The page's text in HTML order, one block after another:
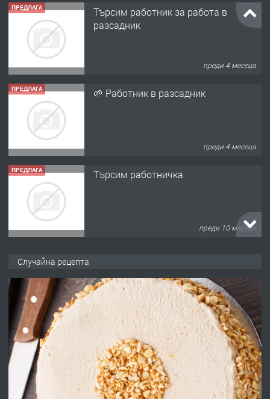
ПРЕДЛАГА
Търсим работник за работа в
разсадник
преди 4 месеца
ПРЕДЛАГА 🌱 Работник в разсадник
преди 4 месеца
ПРЕДЛАГА Търсим работничка
преди 10 месеца
преди 1 година
ПРЕДЛАГА Работа за общи работници
преди 1 година
Случайна рецепта